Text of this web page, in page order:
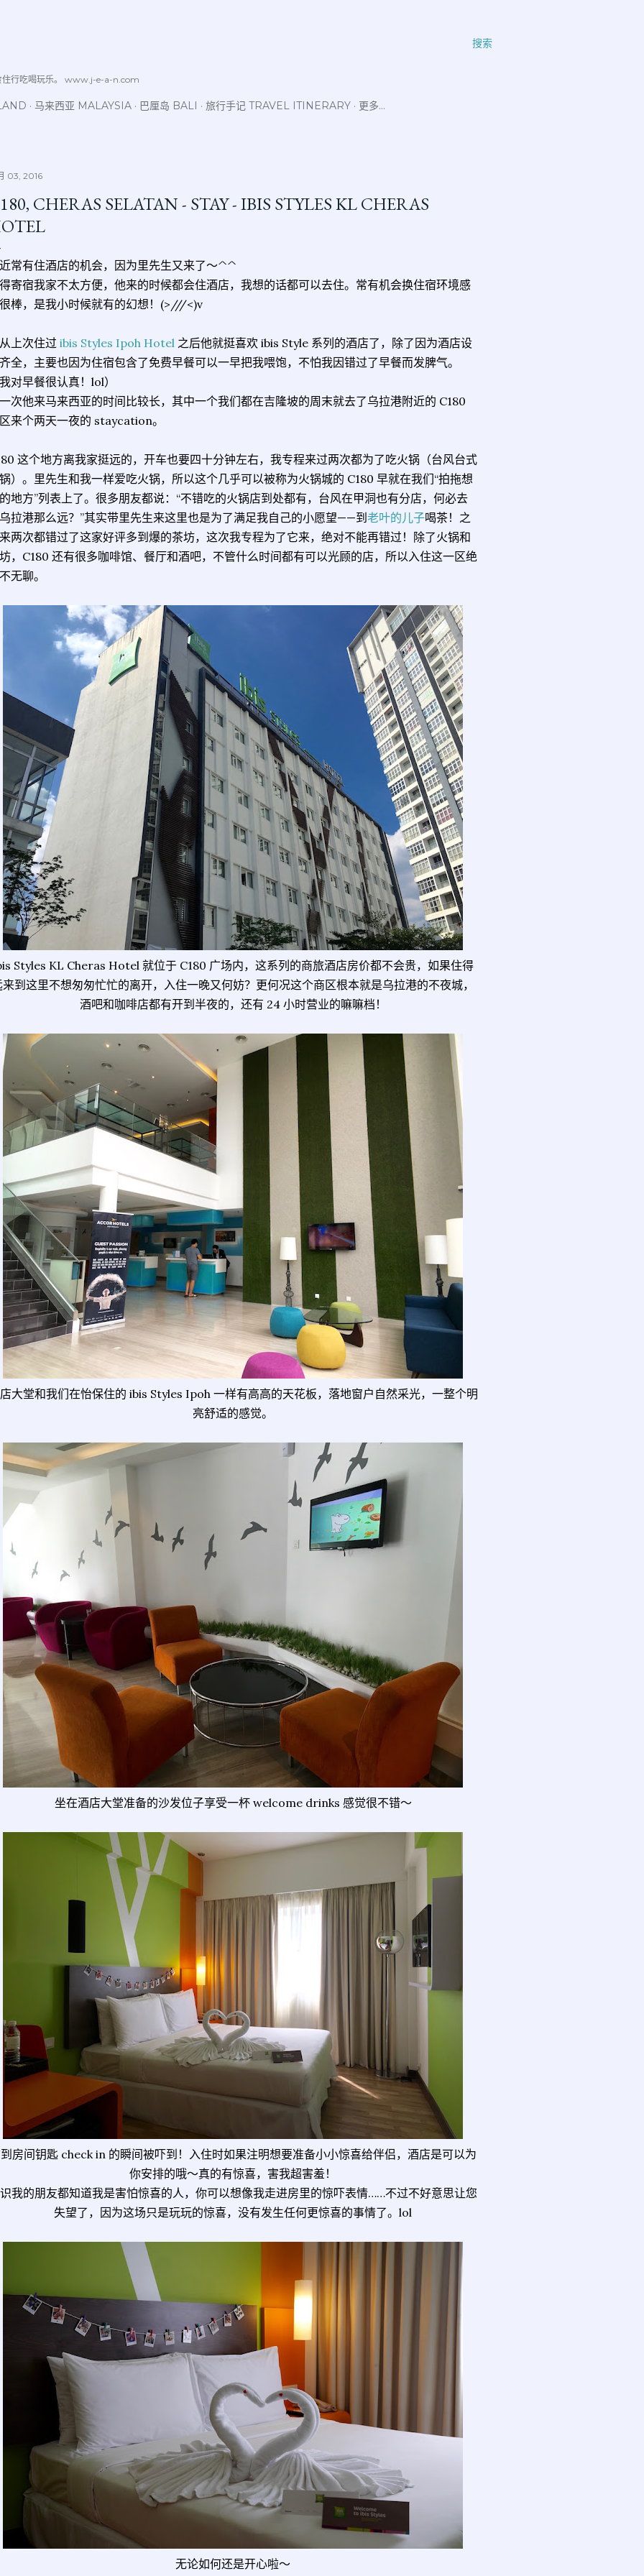
搜索
住行吃喝玩乐。 www.j-e-a-n.com
马来西亚 MALAYSIA 巴厘岛 BALI 旅行手记 TRAVEL ITINERARY 更多…
03, 2016
CHERAS SELATAN - STAY - IBIS STYLES KL CHERAS
常有住酒店的机会，因为里先生又来了～^^
寄宿我家不太方便，他来的时候都会住酒店，我想的话都可以去住。常有机会换住宿环境感
棒，是我小时候就有的幻想！(>///<)v
上次住过 ibis Styles Ipoh Hotel 之后他就挺喜欢 ibis Style 系列的酒店了，除了因为酒店设
全，主要也因为住宿包含了免费早餐可以一早把我喂饱，不怕我因错过了早餐而发脾气。
对早餐很认真！lol）
次他来马来西亚的时间比较长，其中一个我们都在吉隆坡的周末就去了乌拉港附近的 C180
来个两天一夜的 staycation。
这个地方离我家挺远的，开车也要四十分钟左右，我专程来过两次都为了吃火锅（台风台式
）。里先生和我一样爱吃火锅，所以这个几乎可以被称为火锅城的 C180 早就在我们“拍拖想
地方”列表上了。很多朋友都说：“不错吃的火锅店到处都有，台风在甲洞也有分店，何必去
拉港那么远？”其实带里先生来这里也是为了满足我自己的小愿望——到 老叶的儿子喝茶！之
两次都错过了这家好评多到爆的茶坊，这次我专程为了它来，绝对不能再错过！除了火锅和
，C180 还有很多咖啡馆、餐厅和酒吧，不管什么时间都有可以光顾的店，所以入住这一区绝
无聊。
Styles KL Cheras Hotel 就位于 C180 广场内，这系列的商旅酒店房价都不会贵，如果住得
来到这里不想匆匆忙忙的离开，入住一晚又何妨？更何况这个商区根本就是乌拉港的不夜城，
酒吧和咖啡店都有开到半夜的，还有 24 小时营业的嘛嘛档！
大堂和我们在怡保住的 ibis Styles Ipoh 一样有高高的天花板，落地窗户自然采光，一整个明
亮舒适的感觉。
坐在酒店大堂准备的沙发位子享受一杯 welcome drinks 感觉很不错～
房间钥匙 check in 的瞬间被吓到！入住时如果注明想要准备小小惊喜给伴侣，酒店是可以为
你安排的哦～真的有惊喜，害我超害羞！
我的朋友都知道我是害怕惊喜的人，你可以想像我走进房里的惊吓表情……不过不好意思让您
失望了，因为这场只是玩玩的惊喜，没有发生任何更惊喜的事情了。lol
无论如何还是开心啦～